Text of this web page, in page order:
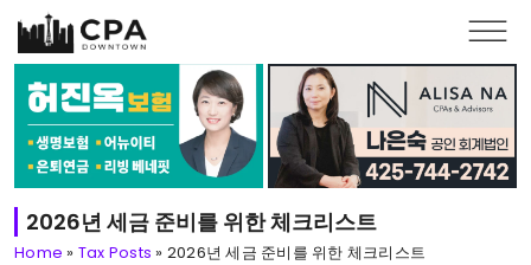
Skip to main content
2026년 세금 준비를 위한 체크리스트
Home » Tax Posts » 2026년 세금 준비를 위한 체크리스트